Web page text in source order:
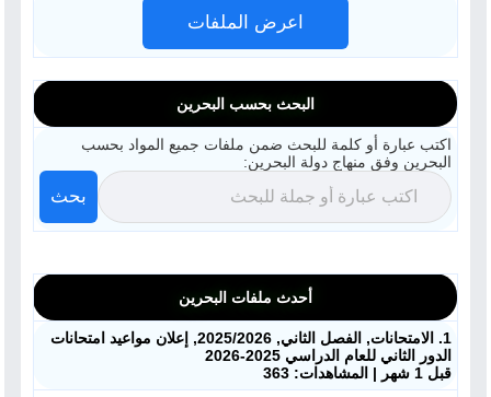
اعرض الملفات
البحث بحسب البحرين
اكتب عبارة أو كلمة للبحث ضمن ملفات جميع المواد بحسب
البحرين وفق منهاج دولة البحرين:
بحث
أحدث ملفات البحرين
1. الامتحانات, الفصل الثاني, 2025/2026, إعلان مواعيد امتحانات
الدور الثاني للعام الدراسي 2025-2026
قبل 1 شهر | المشاهدات: 363